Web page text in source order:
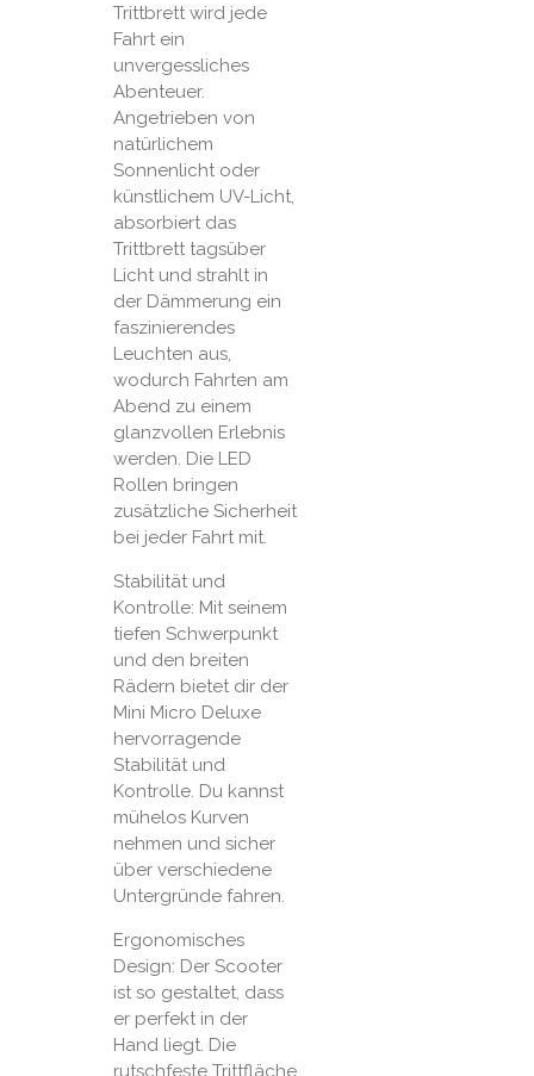
Trittbrett wird jede
Fahrt ein
unvergessliches
Abenteuer.
Angetrieben von
natürlichem
Sonnenlicht oder
künstlichem UV-­Licht,
absorbiert das
Trittbrett tagsüber
Licht und strahlt in
der Dämmerung ein
faszinierendes
Leuchten aus,
wodurch Fahrten am
Abend zu einem
glanzvollen Erlebnis
werden. Die LED
Rollen bringen
zusätzliche Sicherheit
bei jeder Fahrt mit.
Stabilität und
Kontrolle: Mit seinem
tiefen Schwerpunkt
und den breiten
Rädern bietet dir der
Mini Micro Deluxe
hervorragende
Stabilität und
Kontrolle. Du kannst
mühelos Kurven
nehmen und sicher
über verschiedene
Untergründe fahren.
Ergonomisches
Design: Der Scooter
ist so gestaltet, dass
er perfekt in der
Hand liegt. Die
rutschfeste Trittfläche